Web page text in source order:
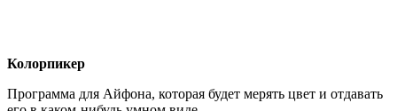
Колорпикер
Программа для Айфона, которая будет мерять цвет и отдавать